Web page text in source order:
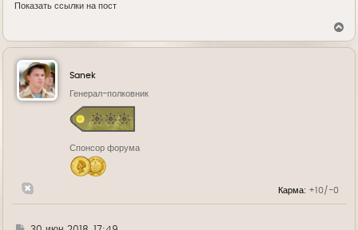
Показать ссылки на пост
р
Sanek
Генерал-полковник
Спонсор форума
Карма: +10/-0